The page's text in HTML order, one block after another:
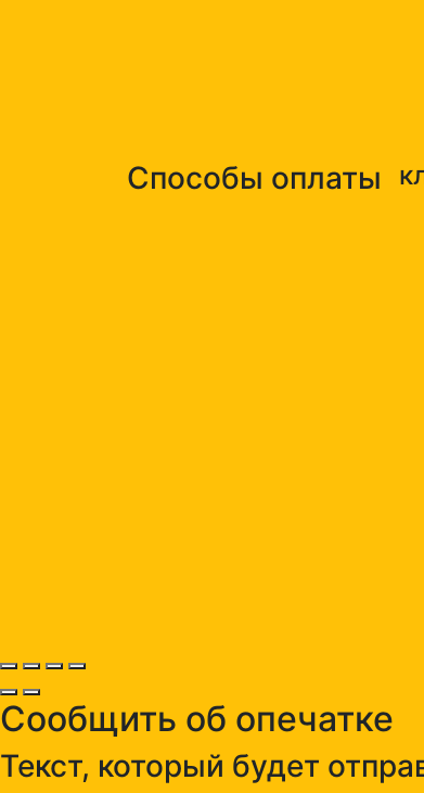
Способы оплаты
Сообщить об опечатке
Текст, который будет